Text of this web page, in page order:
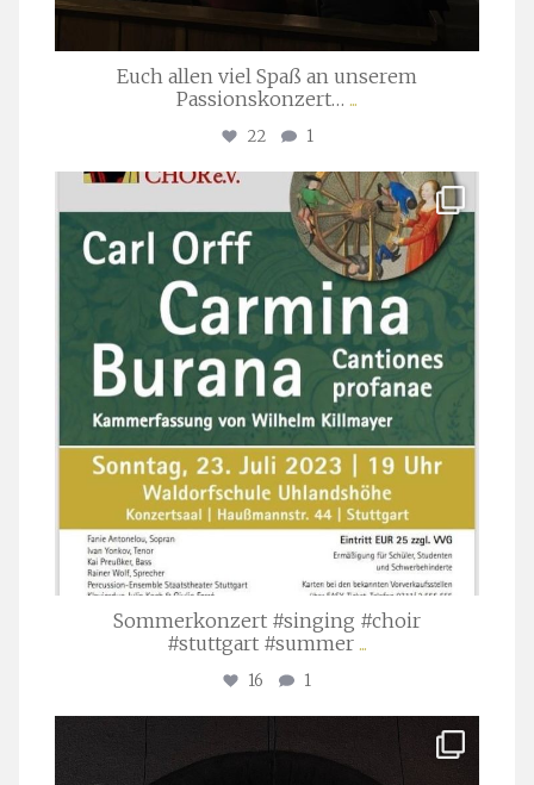
Euch allen viel Spaß an unserem
Passionskonzert… ...
22 1
stuttgarter_oratorienchor
Juli 22
Sommerkonzert #singing #choir
#stuttgart #summer ...
16 1
Apr. 1